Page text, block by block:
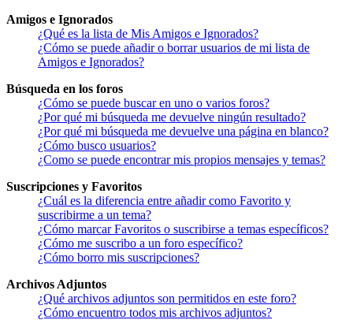
Amigos e Ignorados
¿Qué es la lista de Mis Amigos e Ignorados?
¿Cómo se puede añadir o borrar usuarios de mi lista de
Amigos e Ignorados?
Búsqueda en los foros
¿Cómo se puede buscar en uno o varios foros?
¿Por qué mi búsqueda me devuelve ningún resultado?
¿Por qué mi búsqueda me devuelve una página en blanco?
¿Cómo busco usuarios?
¿Como se puede encontrar mis propios mensajes y temas?
Suscripciones y Favoritos
¿Cuál es la diferencia entre añadir como Favorito y
suscribirme a un tema?
¿Cómo marcar Favoritos o suscribirse a temas específicos?
¿Cómo me suscribo a un foro específico?
¿Cómo borro mis suscripciones?
Archivos Adjuntos
¿Qué archivos adjuntos son permitidos en este foro?
¿Cómo encuentro todos mis archivos adjuntos?